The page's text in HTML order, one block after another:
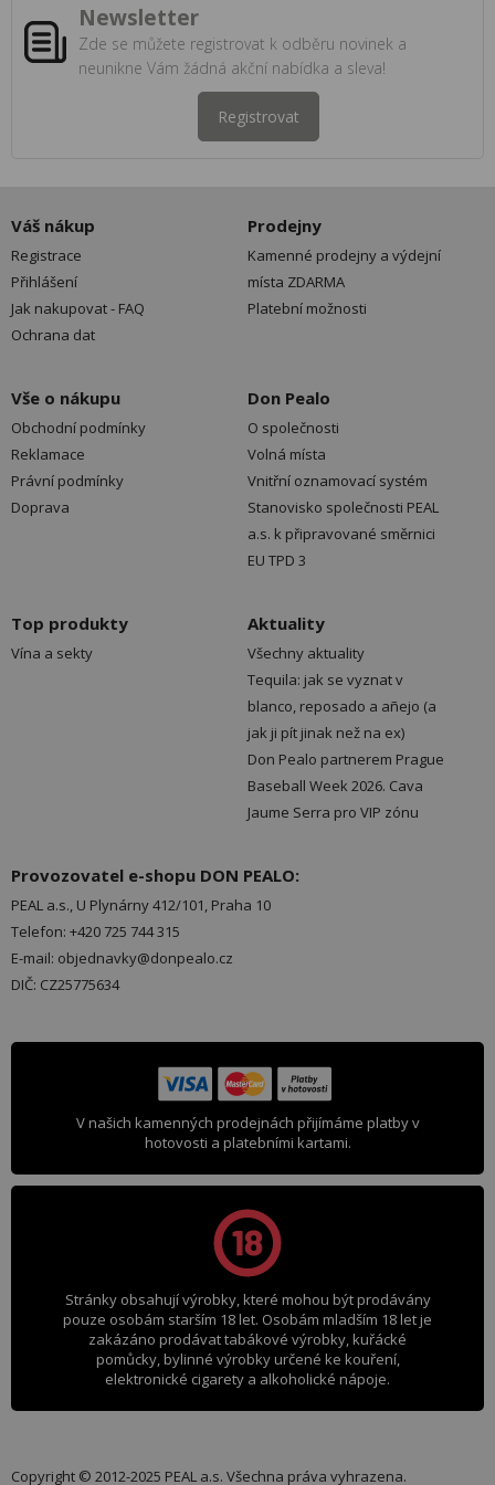
Newsletter
Zde se můžete registrovat k odběru novinek a
neunikne Vám žádná akční nabídka a sleva!
Registrovat
Váš nákup
Registrace
Přihlášení
Jak nakupovat - FAQ
Ochrana dat
Prodejny
Kamenné prodejny a výdejní
místa ZDARMA
Platební možnosti
Vše o nákupu
Obchodní podmínky
Reklamace
Právní podmínky
Doprava
Don Pealo
O společnosti
Volná místa
Vnitřní oznamovací systém
Stanovisko společnosti PEAL
a.s. k připravované směrnici
EU TPD 3
Top produkty
Vína a sekty
Aktuality
Všechny aktuality
Tequila: jak se vyznat v
blanco, reposado a añejo (a
jak ji pít jinak než na ex)
Don Pealo partnerem Prague
Baseball Week 2026. Cava
Jaume Serra pro VIP zónu
Provozovatel e-shopu DON PEALO:
PEAL a.s., U Plynárny 412/101, Praha 10
Telefon: +420 725 744 315
E-mail: objednavky@donpealo.cz
DIČ: CZ25775634
V našich kamenných prodejnách přijímáme platby v
hotovosti a platebními kartami.
Stránky obsahují výrobky, které mohou být prodávány
pouze osobám starším 18 let. Osobám mladším 18 let je
zakázáno prodávat tabákové výrobky, kuřácké
pomůcky, bylinné výrobky určené ke kouření,
elektronické cigarety a alkoholické nápoje.
Copyright © 2012-2025 PEAL a.s. Všechna práva vyhrazena.